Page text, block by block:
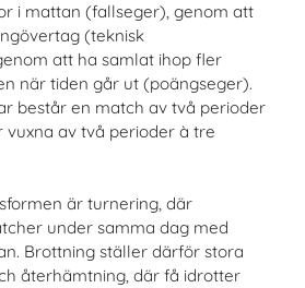
i mattan (fallseger), genom att
(teknisk
att ha samlat ihop fler
när tiden går ut (poängseger).
består en match av två perioder
vuxna av två perioder à tre
är turnering, där
under samma dag med
Brottning ställer därför stora
återhämtning, där få idrotter